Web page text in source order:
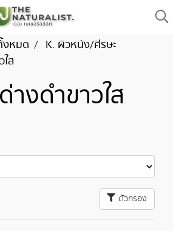
หมด
K. ผิวหนัง/ศีรษะ
ส
างดำขาวใส
ตัวกรอง